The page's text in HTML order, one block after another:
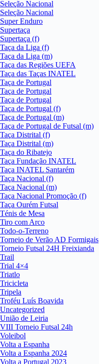
Seleção Nacional
Seleção Nacional
Super Enduro
Supertaça
Supertaça (f)
Taça da Liga (f)
Taça da Liga (m)
Taça das Regiões UEFA
Taça das Taças INATEL
Taça de Portugal
Taça de Portugal
Taça de Portugal
Taça de Portugal (f)
Taça de Portugal (m)
Taça de Portugal de Futsal (m)
Taça Distrital (f)
Taça Distrital (m)
Taça do Ribatejo
Taça Fundação INATEL
Taça INATEL Santarém
Taça Nacional (f)
Taça Nacional (m)
Taça Nacional Promoção (f)
Taça Ourém Futsal
Ténis de Mesa
Tiro com Arco
Todo-o-Terreno
Torneio de Verão AD Formigais
Torneio Futsal 24H Freixianda
Trail
Trial 4×4
Triatlo
Tricicleta
Tripela
Troféu Luís Boavida
Uncategorized
União de Leiria
VIII Torneio Futsal 24h
Voleibol
Volta a Espanha
Volta a Espanha 2024
Volta a Portugal 2023